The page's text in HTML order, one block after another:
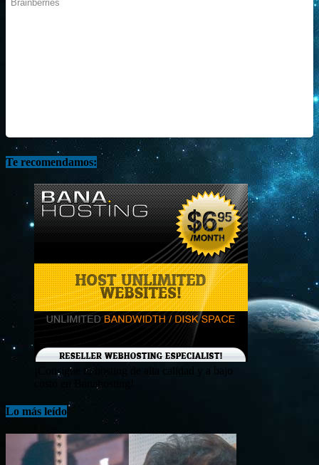
Te recomendamos:
¡Consigue tu hosting de alta calidad y a bajo
costo en Banahosting!
Lo más leído